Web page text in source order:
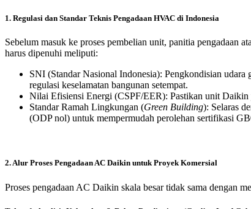
1. Regulasi dan Standar Teknis Pengadaan HVAC di Indonesia
Sebelum masuk ke proses pembelian unit, panitia pengadaan
harus dipenuhi meliputi:
SNI (Standar Nasional Indonesia): Pengkondisian udara
regulasi keselamatan bangunan setempat.
Nilai Efisiensi Energi (CSPF/EER): Pastikan unit
Standar Ramah Lingkungan (Green Building): Selaras
(ODP nol) untuk mempermudah perolehan sertifikasi
2. Alur Proses Pengadaan AC Daikin untuk Proyek Komersial
Proses pengadaan AC Daikin skala besar tidak sama dengan